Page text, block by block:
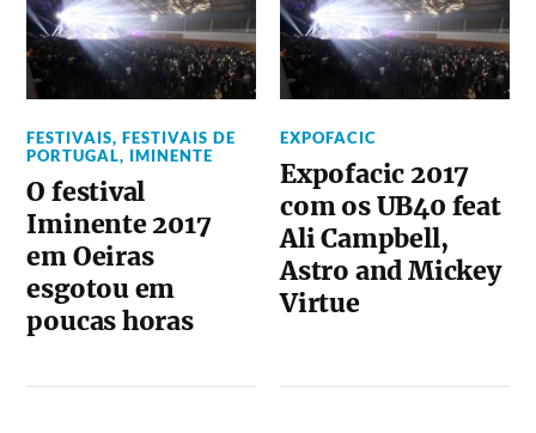
FESTIVAIS,FESTIVAIS DE
PORTUGAL, IMINENTE
O festival
Iminente 2017
em Oeiras
esgotou em
poucas horas
EXPOFACIC
Expofacic 2017
com os UB40 feat
Ali Campbell,
Astro and Mickey
Virtue